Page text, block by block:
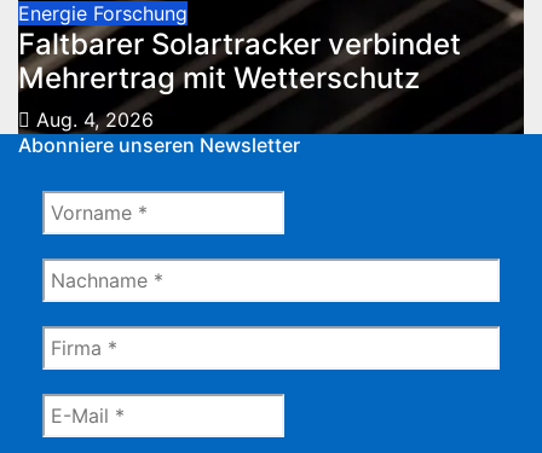
Energie Forschung
Faltbarer Solartracker verbindet
Mehrertrag mit Wetterschutz
Aug. 4, 2026
Abonniere unseren Newsletter